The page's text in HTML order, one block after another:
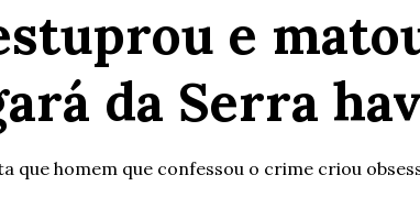
e
da Serra
que homem que confessou o crime criou